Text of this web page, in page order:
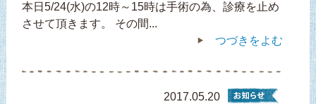
本日5/24(水)の12時～15時は手術の為、診療を止め
させて頂きます。 その間...
つづきをよむ
2017.05.20